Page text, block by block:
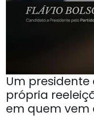
Um
própria
em quem vem